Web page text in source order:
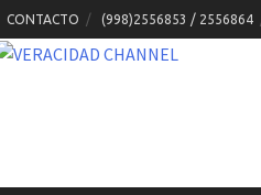
CONTACTO (998)2556853 / 2556864